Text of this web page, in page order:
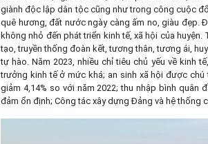
giành độc lập dân tộc cũng như trong công cuộc
quê hương, đất nước ngày càng ấm no, giàu đẹp.
không nhỏ đến phát triển kinh tế, xã hội của
tạo, truyền thống đoàn kết, tương thân, tương ái,
tự hào. Năm 2023, nhiều chỉ tiêu chủ yếu về kinh
trưởng kinh tế ở mức khá; an sinh xã hội được
giảm 4,14% so với năm 2022; thu nhập bình quân
đảm ổn định; Công tác xây dựng Đảng và hệ